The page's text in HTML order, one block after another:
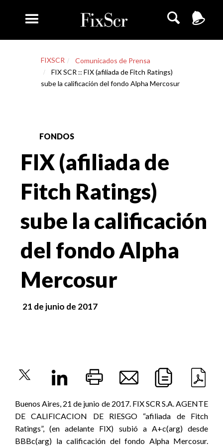
FIXSCR
Comunicados de Prensa
FIX SCR :: FIX (afiliada de Fitch Ratings)
sube la calificación del fondo Alpha Mercosur
FONDOS
FIX (afiliada de
Fitch Ratings)
sube la calificación
del fondo Alpha
Mercosur
21 de junio de 2017
Buenos Aires, 21 de junio de 2017. FIX SCR S.A. AGENTE
DE CALIFICACION DE RIESGO “afiliada de Fitch
Ratings”, (en adelante FIX) subió a A+c(arg) desde
BBBc(arg) la calificación del fondo Alpha Mercosur.